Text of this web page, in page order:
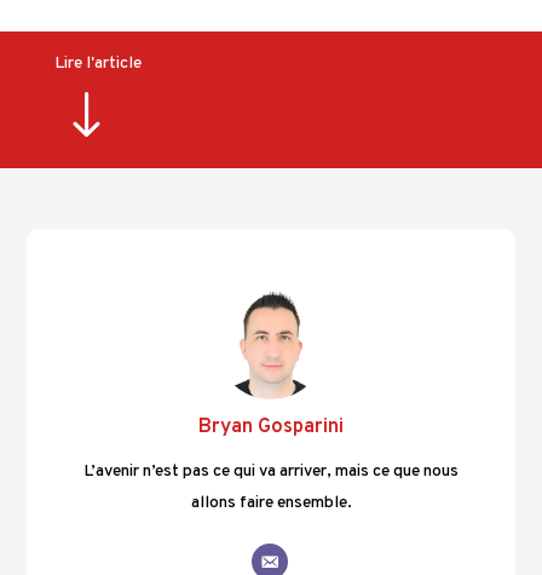
Lire l'article
"
Bryan Gosparini
L’avenir n’est pas ce qui va arriver, mais ce que nous
allons faire ensemble.